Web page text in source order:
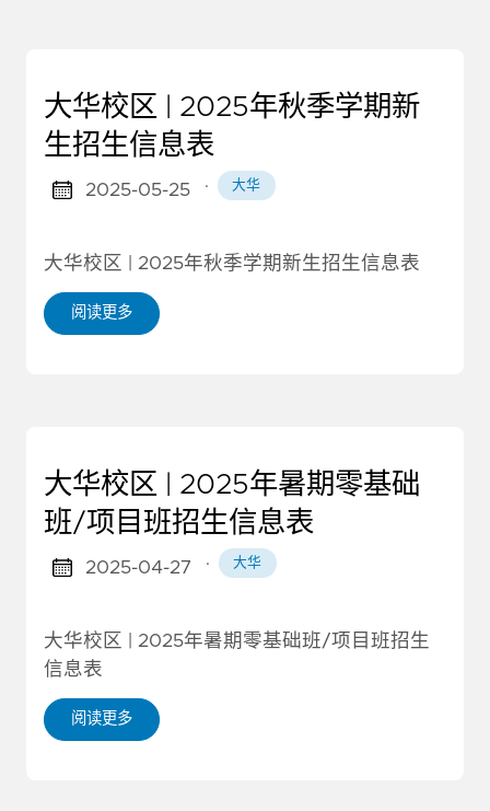
大华校区 | 2025年秋季学期新
生招生信息表
2025-05-25 · 大华
大华校区 | 2025年秋季学期新生招生信息表
阅读更多
大华校区 | 2025年暑期零基础
班/项目班招生信息表
2025-04-27 · 大华
大华校区 | 2025年暑期零基础班/项目班招生
信息表
阅读更多